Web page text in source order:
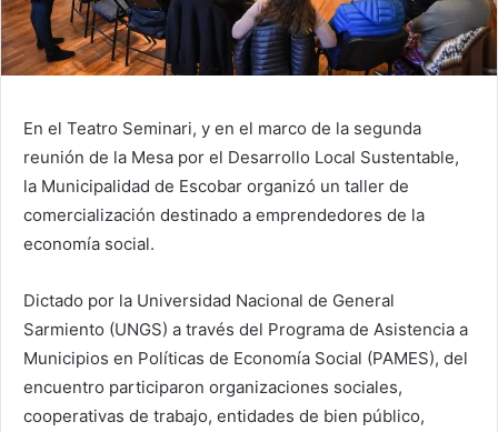
En el Teatro Seminari, y en el marco de la segunda
reunión de la Mesa por el Desarrollo Local Sustentable,
la Municipalidad de Escobar organizó un taller de
comercialización destinado a emprendedores de la
economía social.
Dictado por la Universidad Nacional de General
Sarmiento (UNGS) a través del Programa de Asistencia a
Municipios en Políticas de Economía Social (PAMES), del
encuentro participaron organizaciones sociales,
cooperativas de trabajo, entidades de bien público,